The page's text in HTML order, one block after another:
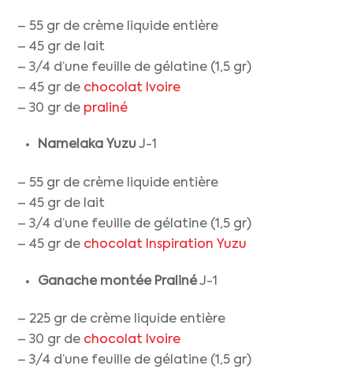
– 55 gr de crème liquide entière
– 45 gr de lait
– 3/4 d’une feuille de gélatine (1,5 gr)
– 45 gr de chocolat Ivoire
– 30 gr de praliné
Namelaka YuzuJ-1
– 55 gr de crème liquide entière
– 45 gr de lait
– 3/4 d’une feuille de gélatine (1,5 gr)
– 45 gr de chocolat Inspiration Yuzu
Ganache montée PralinéJ-1
– 225 gr de crème liquide entière
– 30 gr de chocolat Ivoire
– 3/4 d’une feuille de gélatine (1,5 gr)